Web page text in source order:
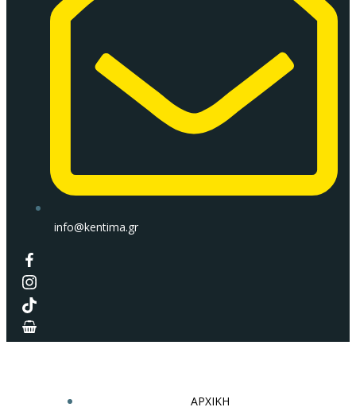
info@kentima.gr
ΑΡΧΙΚΗ